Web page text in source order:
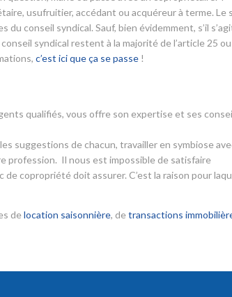
usufruitier, accédant ou acquéreur à terme. Le
conseil syndical. Sauf, bien évidemment, s’il
syndical restent à la majorité de l’article 25
c’est ici que ça se passe !
qualifiés, vous offre son expertise et ses
suggestions de chacun, travailler en symbiose
profession. Il nous est impossible de satisfaire
copropriété doit assurer. C’est la raison pour
de location saisonnière, de transactions